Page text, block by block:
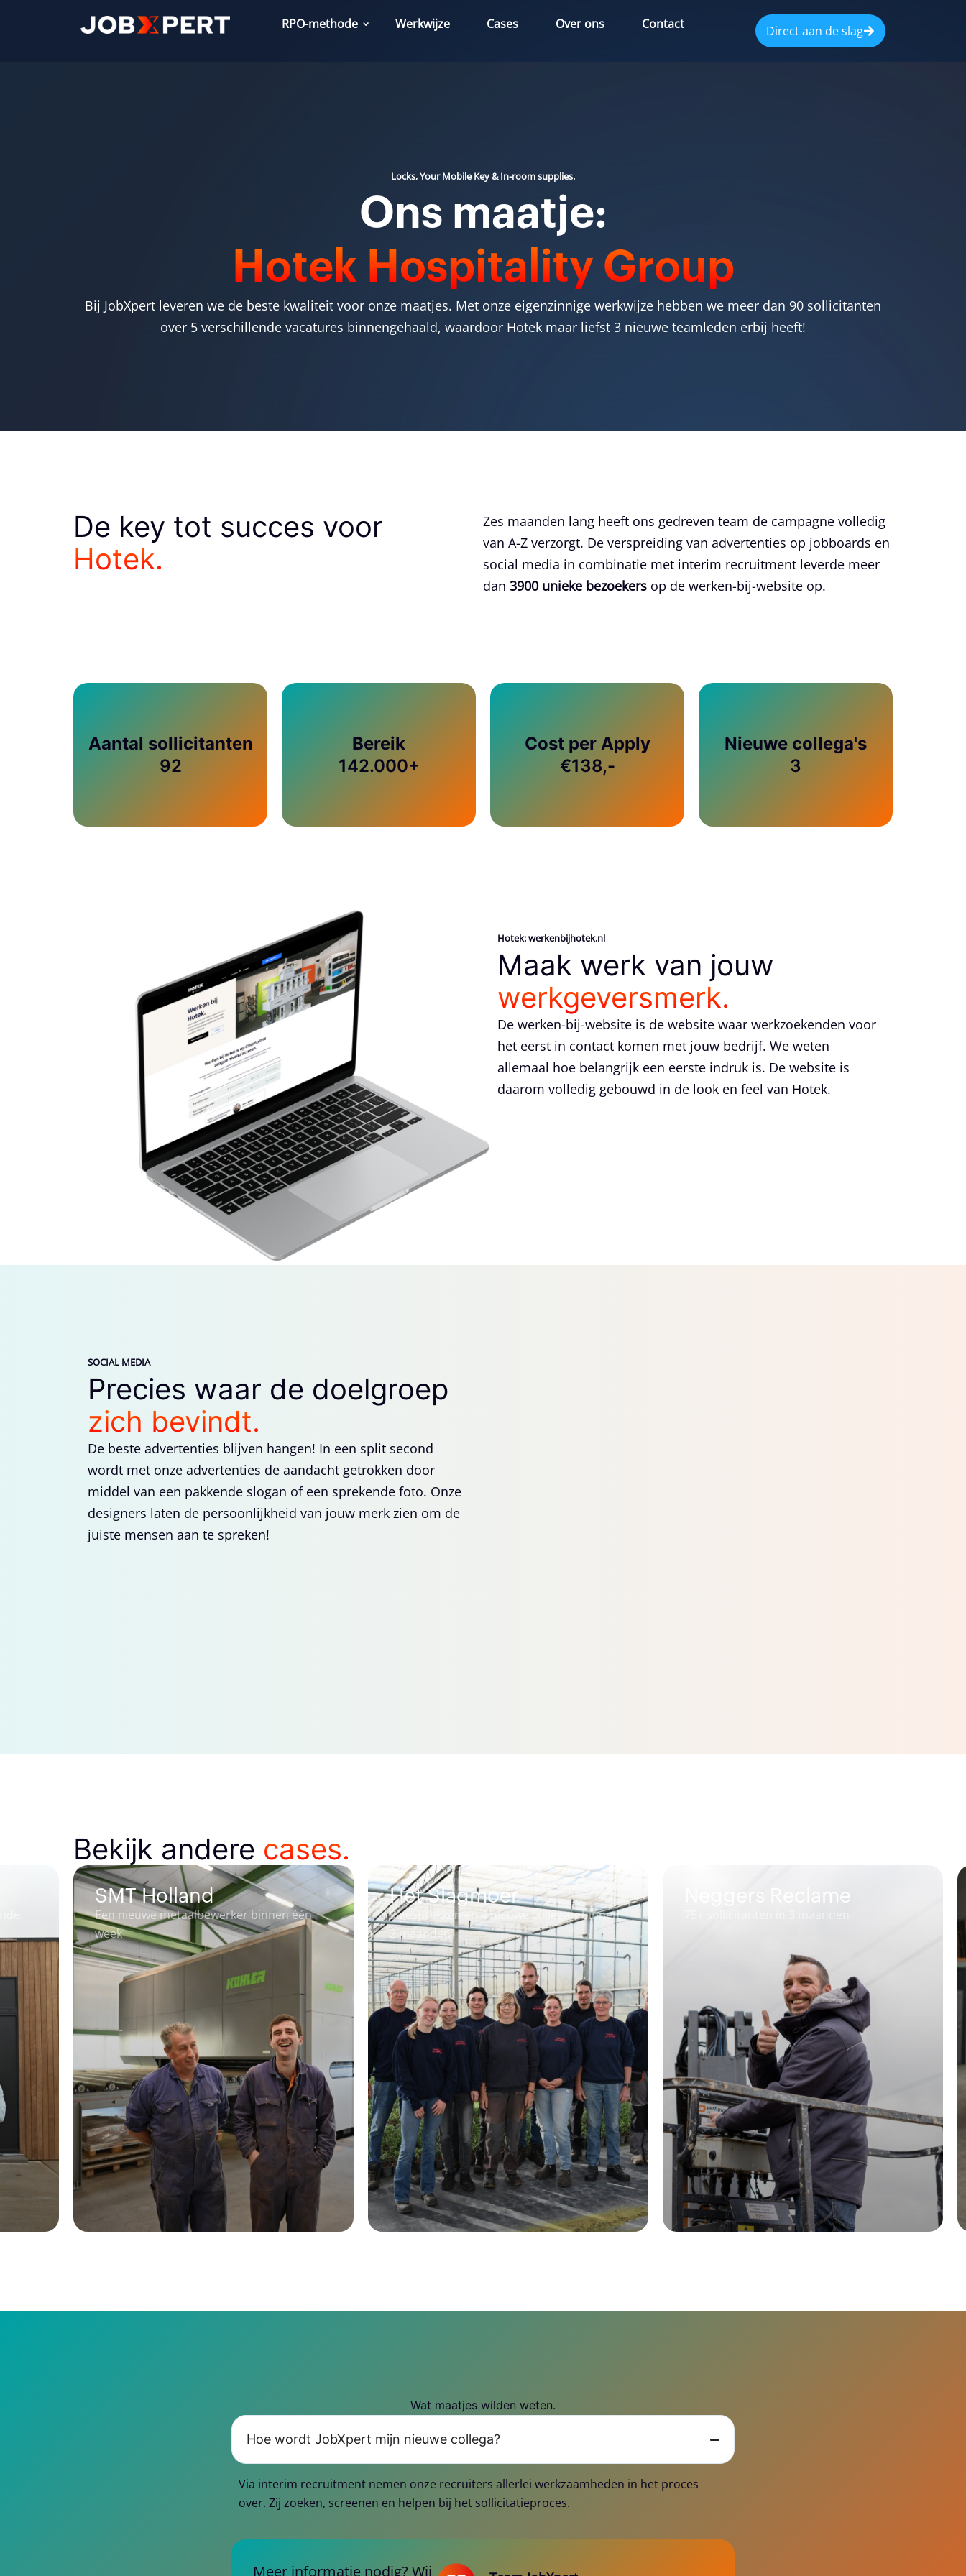
RPO-methode Werkwijze Cases Over ons Contact Direct aan de slag
Locks, Your Mobile Key & In-room supplies.
Ons maatje:
Hotek Hospitality Group
Bij JobXpert leveren we de beste kwaliteit voor onze maatjes. Met onze eigenzinnige werkwijze hebben we meer dan 90 sollicitanten
over 5 verschillende vacatures binnengehaald, waardoor Hotek maar liefst 3 nieuwe teamleden erbij heeft!
De key tot succes voor
Hotek.
Zes maanden lang heeft ons gedreven team de campagne volledig
van A-Z verzorgt. De verspreiding van advertenties op jobboards en
social media in combinatie met interim recruitment leverde meer
dan 3900 unieke bezoekers op de werken-bij-website op.
Aantal sollicitanten
92
Bereik
142.000+
Cost per Apply
€138,-
Nieuwe collega's
3
Hotek: werkenbijhotek.nl
Maak werk van jouw
werkgeversmerk.
De werken-bij-website is de website waar werkzoekenden voor
het eerst in contact komen met jouw bedrijf. We weten
allemaal hoe belangrijk een eerste indruk is. De website is
daarom volledig gebouwd in de look en feel van Hotek.
SOCIAL MEDIA
Precies waar de doelgroep
zich bevindt.
De beste advertenties blijven hangen! In een split second
wordt met onze advertenties de aandacht getrokken door
middel van een pakkende slogan of een sprekende foto. Onze
designers laten de persoonlijkheid van jouw merk zien om de
juiste mensen aan te spreken!
Bekijk andere cases.
binnen één
Het Slagmoer
9 gesprekken en 4 nieuwe collega's binnen
2 maanden
Neggers Reclame
75+ sollicitanten in 3 maanden
De Man Sloopwerken
Wat maatjes wilden weten.
Hoe wordt JobXpert mijn nieuwe collega?
Via interim recruitment nemen onze recruiters allerlei werkzaamheden in het proces
over. Zij zoeken, screenen en helpen bij het sollicitatieproces.
Meer informatie nodig? Wij